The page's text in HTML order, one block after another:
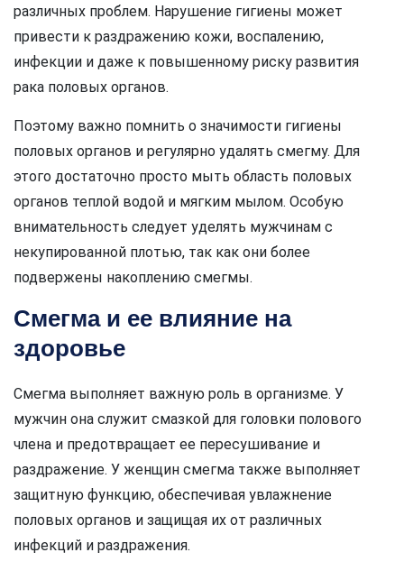
различных проблем. Нарушение гигиены может
привести к раздражению кожи, воспалению,
инфекции и даже к повышенному риску развития
рака половых органов.
Поэтому важно помнить о значимости гигиены
половых органов и регулярно удалять смегму. Для
этого достаточно просто мыть область половых
органов теплой водой и мягким мылом. Особую
внимательность следует уделять мужчинам с
некупированной плотью, так как они более
подвержены накоплению смегмы.
Смегма и ее влияние на
здоровье
Смегма выполняет важную роль в организме. У
мужчин она служит смазкой для головки полового
члена и предотвращает ее пересушивание и
раздражение. У женщин смегма также выполняет
защитную функцию, обеспечивая увлажнение
половых органов и защищая их от различных
инфекций и раздражения.